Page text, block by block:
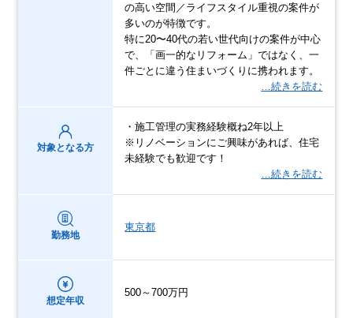
の高い空間／ライフスタイル重視の案件が
多いのが特徴です。
特に20〜40代の若い世代向けの案件が中心
で、「画一的なリフォーム」ではなく、一
件ごとに違う住まいづくりに携われます。
…続きを読む
対象となる方
・施工管理の実務経験概ね2年以上
※リノベーションにご興味があれば、住宅
未経験でも歓迎です！
…続きを読む
勤務地
東京都
想定年収
500～700万円